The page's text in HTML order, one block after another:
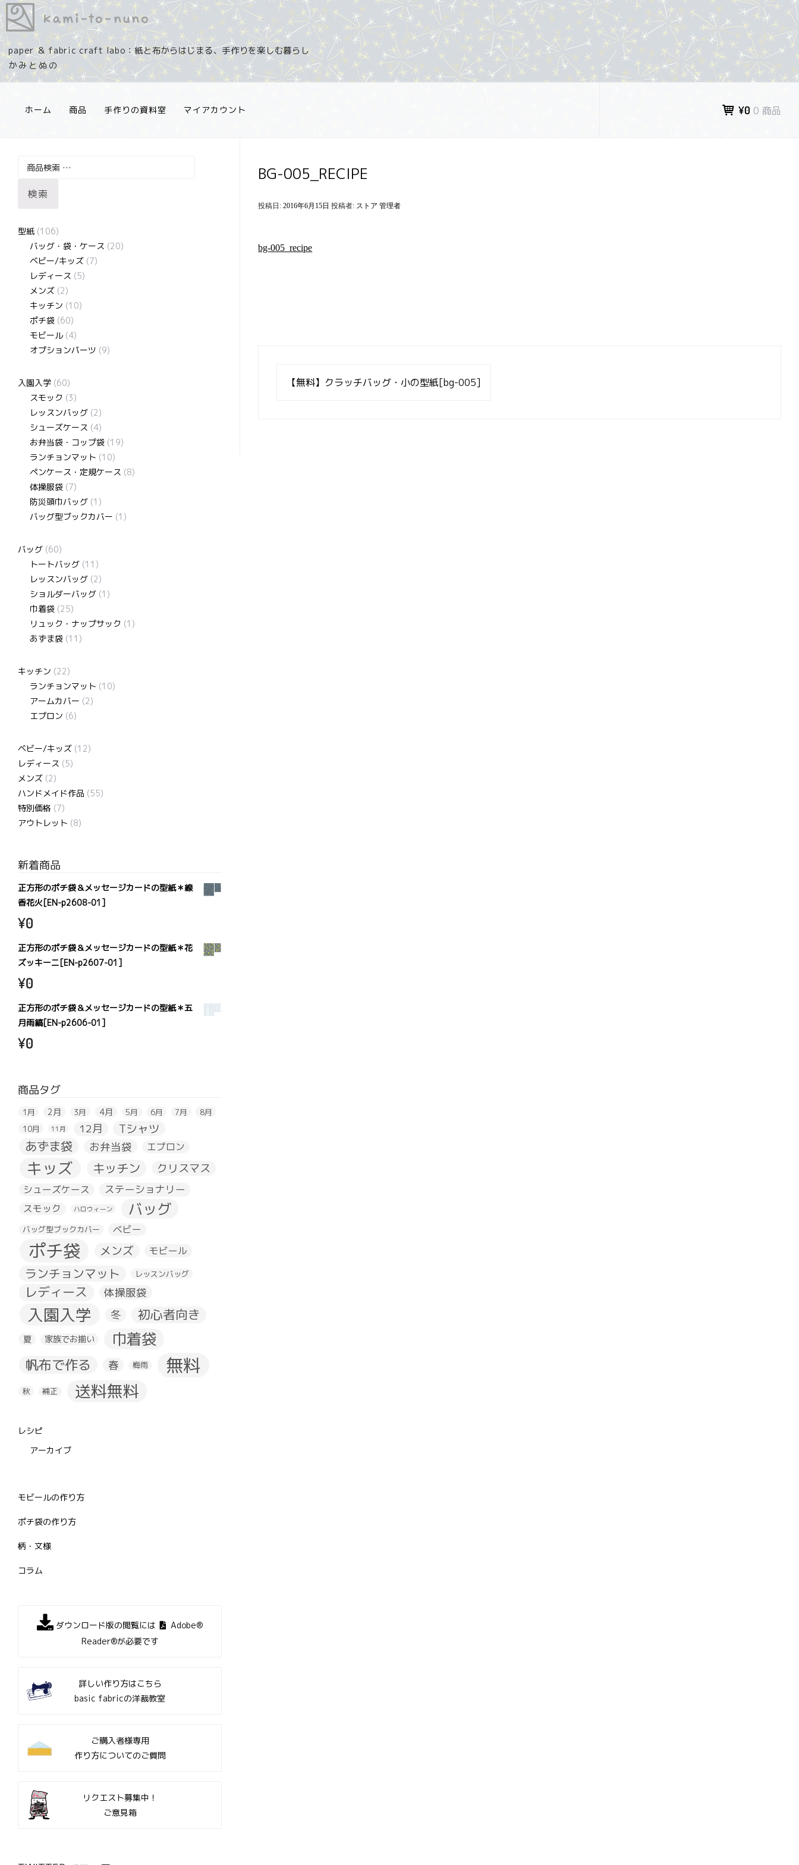
コ
ン
テ
ン
ツ
paper ＆ fabric craft labo：紙と布からはじまる、手作りを楽しむ暮らし
ホーム 商品 手作りの資料室 マイアカウント ¥0 0 商品
BG-005_RECIPE
投稿日:2016年6月15日 投稿者: ストア 管理者
bg-005_recipe
【無料】クラッチバッグ・小の型紙[bg-005]
検索
型紙 (106)
バッグ・袋・ケース (20)
ベビー/キッズ (7)
レディース (5)
メンズ (2)
キッチン (10)
ポチ袋 (60)
モビール (4)
オプションパーツ (9)
入園入学 (60)
スモック (3)
レッスンバッグ (2)
シューズケース (4)
お弁当袋・コップ袋 (19)
ランチョンマット (10)
ペンケース・定規ケース (8)
体操服袋 (7)
防災頭巾バッグ (1)
バッグ型ブックカバー (1)
バッグ (60)
トートバッグ (11)
レッスンバッグ (2)
ショルダーバッグ (1)
巾着袋 (25)
リュック・ナップサック (1)
あずま袋 (11)
キッチン (22)
ランチョンマット (10)
アームカバー (2)
エプロン (6)
ベビー/キッズ (12)
レディース (5)
メンズ (2)
ハンドメイド作品 (55)
特別価格 (7)
アウトレット (8)
新着商品
正方形のポチ袋＆メッセージカードの型紙＊線
香花火[EN-p2608-01]
¥0
正方形のポチ袋＆メッセージカードの型紙＊花
ズッキーニ[EN-p2607-01]
¥0
正方形のポチ袋＆メッセージカードの型紙＊五
月雨縞[EN-p2606-01]
¥0
商品タグ
1月 2月 3月 4月 5月 6月 7月
8月
10月
11月 12月 Tシャツ
あずま袋 お弁当袋 エプロン
キッズ キッチン クリスマス
シューズケース ステーショナリー
スモック ハロウィーン バッグ
バッグ型ブックカバー ベビー
ポチ袋 メンズ モビール
ランチョンマット レッスンバッグ
レディース 体操服袋
入園入学 冬 初心者向き
夏 家族でお揃い 巾着袋
帆布で作る 春 梅雨 無料
秋 補正 送料無料
レシピ
アーカイブ
モビールの作り方
ポチ袋の作り方
柄・文様
コラム
ダウンロード版の閲覧には
Adobe®
Reader®が必要です
詳しい作り方はこちら
basic fabricの洋裁教室
ご購入者様専用
作り方についてのご質問
リクエスト募集中！
ご意見箱